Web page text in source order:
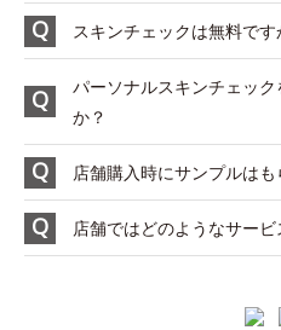
スキンチェックは無料です
パーソナルスキンチェッ
か？
店舗購入時にサンプルはも
店舗ではどのようなサー